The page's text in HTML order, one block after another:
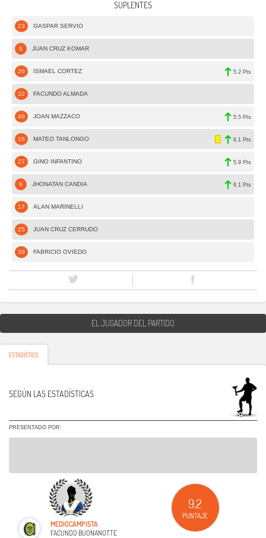
SUPLENTES
23 GASPAR SERVIO
6 JUAN CRUZ KOMAR
26 ISMAEL CORTEZ 5.2 Pts
32 FACUNDO ALMADA
46 JOAN MAZZACO 5.5 Pts
16 MATEO TANLONGO 6.1 Pts
27 GINO INFANTINO 5.9 Pts
9 JHONATAN CANDIA 6.1 Pts
17 ALAN MARINELLI
25 JUAN CRUZ CERRUDO
39 FABRICIO OVIEDO
EL JUGADOR DEL PARTIDO
ESTADÍSTICO
SEGÚN LAS ESTADÍSTICAS
PRESENTADO POR:
MEDIOCAMPISTA
FACUNDO BUONANOTTE
9.2
PUNTAJE